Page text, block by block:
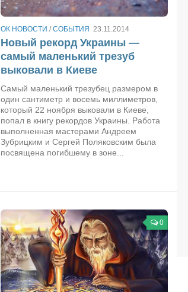
ОК НОВОСТИ /СОБЫТИЯ 23.11.2014
Новый рекорд Украины —
самый маленький трезуб
выковали в Киеве
Самый маленький трезубец размером в
один сантиметр и восемь миллиметров,
который 22 ноября выковали в Киеве,
попал в книгу рекордов Украины. Работа
выполненная мастерами Андреем
Зубрицким и Сергей Поляковским была
посвящена погибшему в зоне...
0